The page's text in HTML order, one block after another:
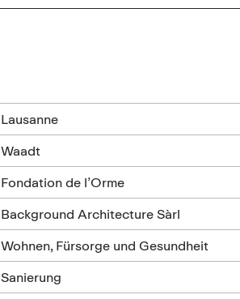
Lausanne
Waadt
Fondation de l’Orme
Background Architecture Sàrl
Wohnen, Fürsorge und Gesundheit
Sanierung